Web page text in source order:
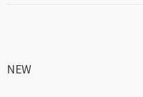
NEW